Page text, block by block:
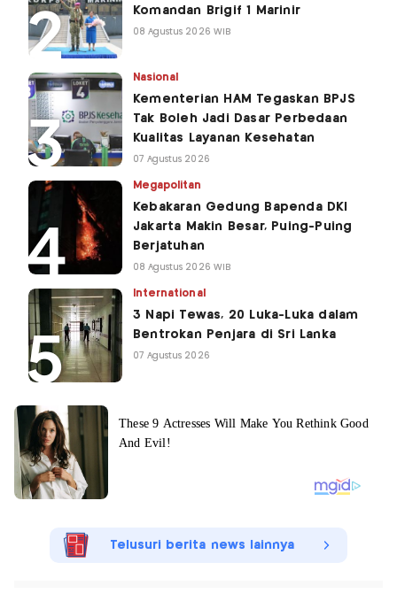
Komandan Brigif 1 Marinir
08 Agustus 2026 WIB
Nasional
Kementerian HAM Tegaskan BPJS
Tak Boleh Jadi Dasar Perbedaan
Kualitas Layanan Kesehatan
07 Agustus 2026
Megapolitan
Kebakaran Gedung Bapenda DKI
Jakarta Makin Besar, Puing-Puing
Berjatuhan
08 Agustus 2026 WIB
International
3 Napi Tewas, 20 Luka-Luka dalam
Bentrokan Penjara di Sri Lanka
07 Agustus 2026
Telusuri berita news lainnya